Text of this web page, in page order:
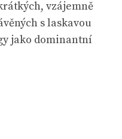
vzájemně
s laskavou
jako dominantní